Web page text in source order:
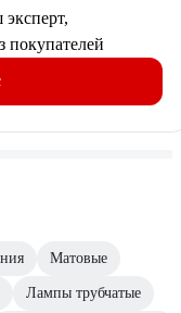
покупателей
Матовые
Лампы трубчатые